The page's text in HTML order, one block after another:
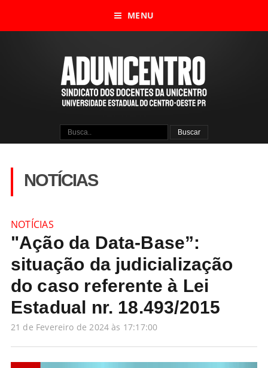
MENU
NOTÍCIAS
NOTÍCIAS
"Ação da Data-Base”:
situação da judicialização
do caso referente à Lei
Estadual nr. 18.493/2015
21 de Fevereiro de 2024 às 17:17:00